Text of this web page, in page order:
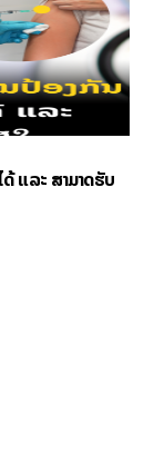
ແລະ ສາມາດຮັບ